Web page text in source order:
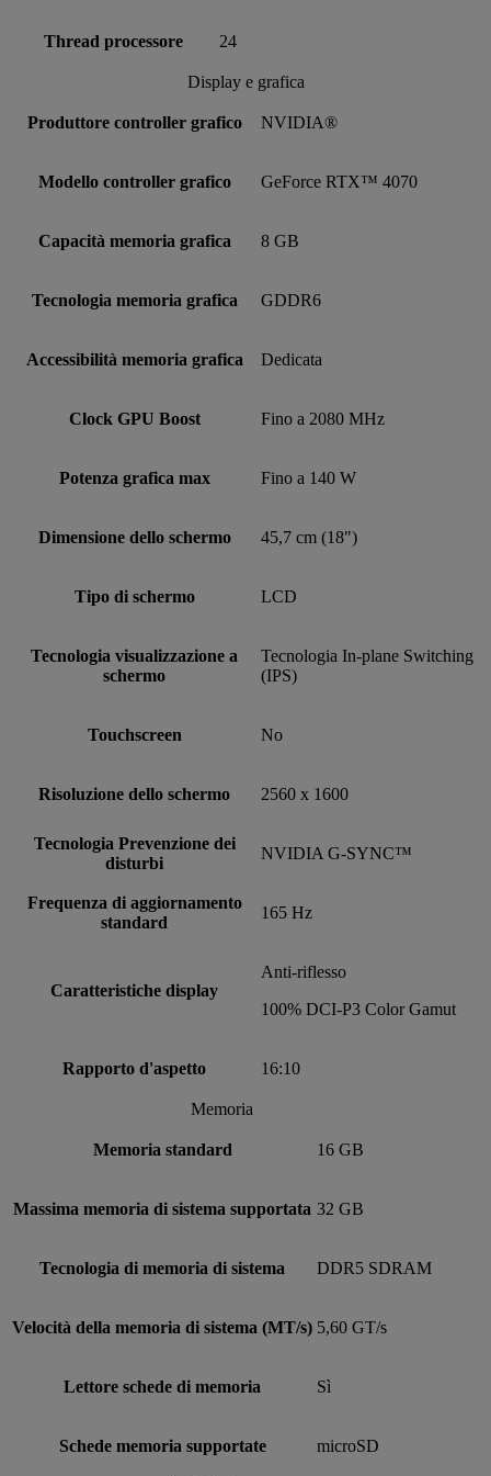
Thread processore 24
Display e grafica
Produttore controller grafico NVIDIA®
Modello controller grafico GeForce RTX™ 4070
Capacità memoria grafica 8 GB
Tecnologia memoria grafica GDDR6
Accessibilità memoria grafica Dedicata
Clock GPU Boost Fino a 2080 MHz
Potenza grafica max Fino a 140 W
Dimensione dello schermo 45,7 cm (18")
Tipo di schermo LCD
Tecnologia visualizzazione a
schermo
Tecnologia In-plane Switching
(IPS)
Touchscreen No
Risoluzione dello schermo 2560 x 1600
Tecnologia Prevenzione dei
disturbi
NVIDIA G-SYNC™
Frequenza di aggiornamento
standard
165 Hz
Caratteristiche display
Anti-riflesso
100% DCI-P3 Color Gamut
Rapporto d'aspetto 16:10
Memoria
Memoria standard 16 GB
Massima memoria di sistema supportata 32 GB
Tecnologia di memoria di sistema DDR5 SDRAM
Velocità della memoria di sistema (MT/s) 5,60 GT/s
Lettore schede di memoria Sì
Schede memoria supportate microSD